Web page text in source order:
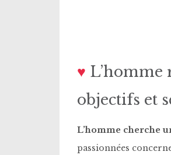
♥ L’homme
objectifs et
L’homme cherche
passionnées